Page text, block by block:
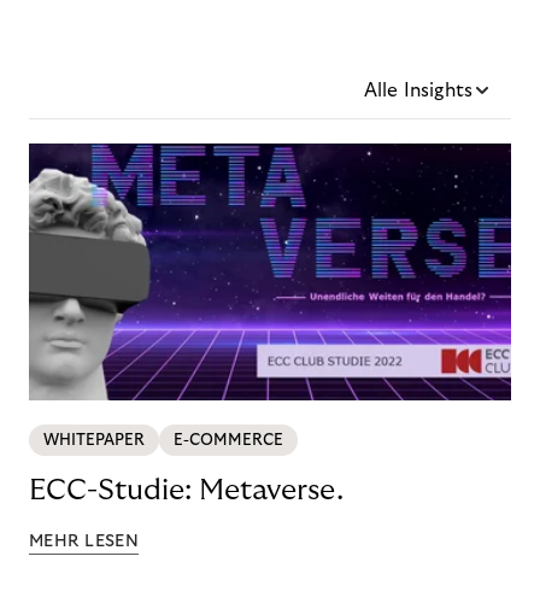
Alle Insights
WHITEPAPER E-COMMERCE
ECC-Studie: Metaverse.
MEHR LESEN